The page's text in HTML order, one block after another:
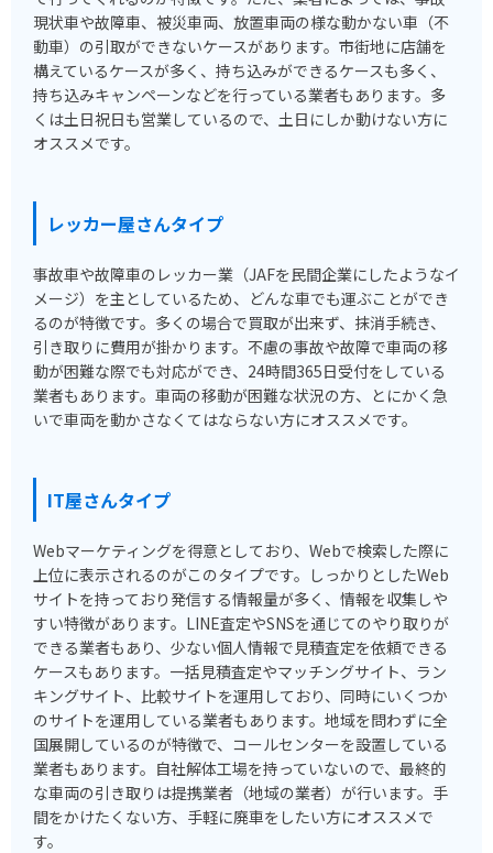
現状車や故障車、被災車両、放置車両の様な動かない車（不
動車）の引取ができないケースがあります。市街地に店舗を
構えているケースが多く、持ち込みができるケースも多く、
持ち込みキャンペーンなどを行っている業者もあります。多
くは土日祝日も営業しているので、土日にしか動けない方に
オススメです。
レッカー屋さんタイプ
事故車や故障車のレッカー業（JAFを民間企業にしたようなイ
メージ）を主としているため、どんな車でも運ぶことができ
るのが特徴です。多くの場合で買取が出来ず、抹消手続き、
引き取りに費用が掛かります。不慮の事故や故障で車両の移
動が困難な際でも対応ができ、24時間365日受付をしている
業者もあります。車両の移動が困難な状況の方、とにかく急
いで車両を動かさなくてはならない方にオススメです。
IT屋さんタイプ
Webマーケティングを得意としており、Webで検索した際に
上位に表示されるのがこのタイプです。しっかりとしたWeb
サイトを持っており発信する情報量が多く、情報を収集しや
すい特徴があります。LINE査定やSNSを通じてのやり取りが
できる業者もあり、少ない個人情報で見積査定を依頼できる
ケースもあります。一括見積査定やマッチングサイト、ラン
キングサイト、比較サイトを運用しており、同時にいくつか
のサイトを運用している業者もあります。地域を問わずに全
国展開しているのが特徴で、コールセンターを設置している
業者もあります。自社解体工場を持っていないので、最終的
な車両の引き取りは提携業者（地域の業者）が行います。手
間をかけたくない方、手軽に廃車をしたい方にオススメで
す。